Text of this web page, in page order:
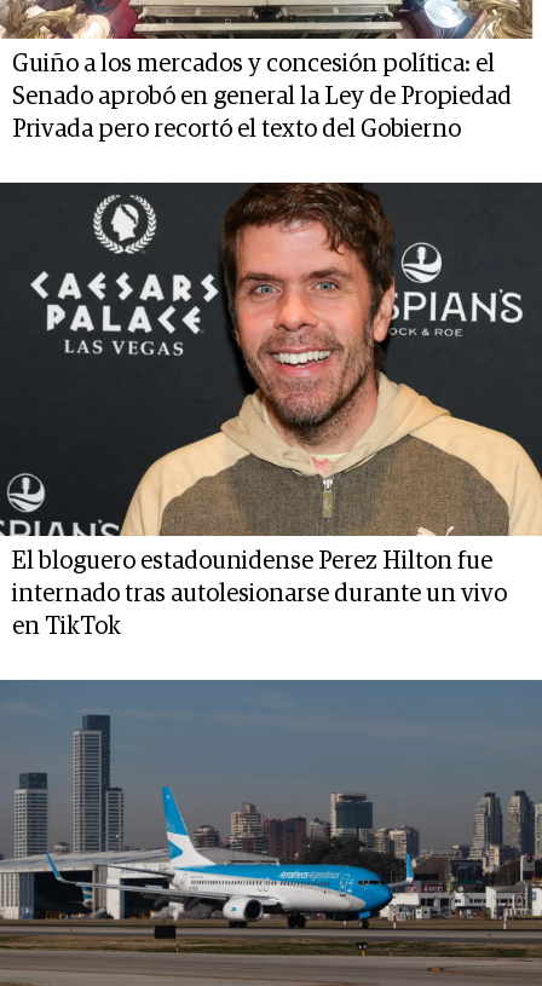
Guiño a los mercados y concesión política: el
Senado aprobó en general la Ley de Propiedad
Privada pero recortó el texto del Gobierno
El bloguero estadounidense Perez Hilton fue
internado tras autolesionarse durante un vivo
en TikTok